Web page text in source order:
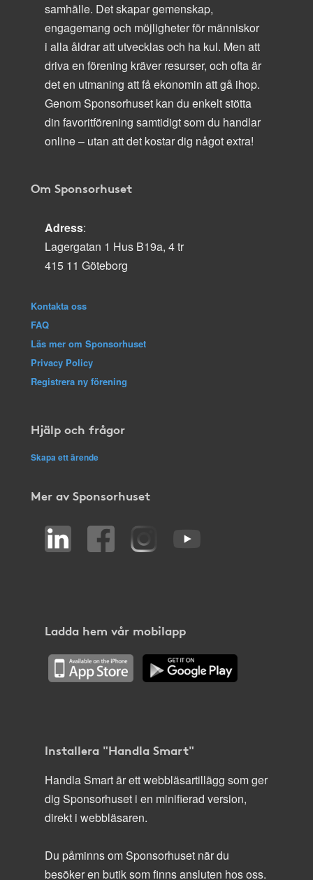
samhälle. Det skapar gemenskap,
engagemang och möjligheter för människor
i alla åldrar att utvecklas och ha kul. Men att
driva en förening kräver resurser, och ofta är
det en utmaning att få ekonomin att gå ihop.
Genom Sponsorhuset kan du enkelt stötta
din favoritförening samtidigt som du handlar
online – utan att det kostar dig något extra!
Om Sponsorhuset
Adress:
Lagergatan 1 Hus B19a, 4 tr
415 11 Göteborg
Kontakta oss
FAQ
Läs mer om Sponsorhuset
Privacy Policy
Registrera ny förening
Hjälp och frågor
Skapa ett ärende
Mer av Sponsorhuset
Ladda hem vår mobilapp
Installera "Handla Smart"
Handla Smart är ett webbläsartillägg som ger
dig Sponsorhuset i en minifierad version,
direkt i webbläsaren.
Du påminns om Sponsorhuset när du
besöker en butik som finns ansluten hos oss.